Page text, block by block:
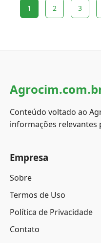
1 2 3
Conteúdo voltado ao
informações relevantes
Empresa
Sobre
Termos de Uso
Política de Privacidade
Contato